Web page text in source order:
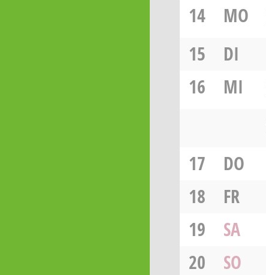
14
MO
15
DI
16
MI
17
DO
18
FR
19
SA
20
SO